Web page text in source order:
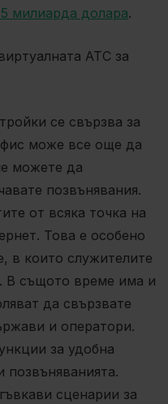
милиарда долара.
АТС за
се свързва за
може все още да
можете да
позвънявания.
от всяка точка на
Това е особено
в които служителите
В същото време има и
да свързвате
и оператори.
за удобна
позвъняванията.
сценарии за